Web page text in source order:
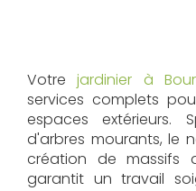
Votrejardinier à
services complets
espaces extérieurs.
d'arbres mourants, le
création de massifs
garantit un travail